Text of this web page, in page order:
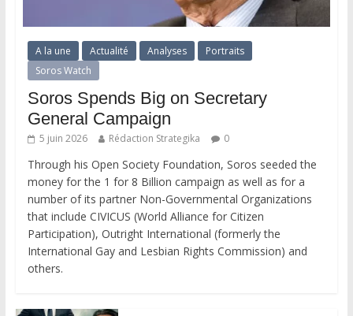
A la une Actualité Analyses
Portraits
Soros Watch
Soros Spends Big on Secretary
General Campaign
5 juin 2026 Rédaction Strategika 0
Through his Open Society Foundation, Soros seeded the
money for the 1 for 8 Billion campaign as well as for a
number of its partner Non-Governmental Organizations
that include CIVICUS (World Alliance for Citizen
Participation), Outright International (formerly the
International Gay and Lesbian Rights Commission) and
others.